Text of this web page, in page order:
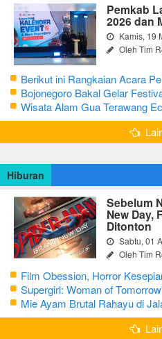
Pemkab
2026 dan
Kamis, 19
Oleh Tim
Berikut ini Rangkaian Acara
Ke-348 Tahun 2025
Bojonegoro Bakal Gelar
Wisata Alam Gua Terawang
Menarik
Hiburan
Sebelum
New Day,
Ditonton
Sabtu, 01
Oleh Tim
Film Obession, Horror
Supergirl: Woman of
dalam Narasi Generik
Mie Ayam Brutal Rahayu di
Kuliner dengan Banyak Pilihan